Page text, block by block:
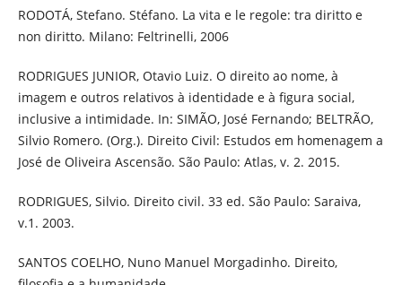
RODOTÁ, Stefano. Stéfano. La vita e le regole: tra diritto e
non diritto. Milano: Feltrinelli, 2006
RODRIGUES JUNIOR, Otavio Luiz. O direito ao nome, à
imagem e outros relativos à identidade e à figura social,
inclusive a intimidade. In: SIMÃO, José Fernando; BELTRÃO,
Silvio Romero. (Org.). Direito Civil: Estudos em homenagem a
José de Oliveira Ascensão. São Paulo: Atlas, v. 2. 2015.
RODRIGUES, Silvio. Direito civil. 33 ed. São Paulo: Saraiva,
v.1. 2003.
SANTOS COELHO, Nuno Manuel Morgadinho. Direito,